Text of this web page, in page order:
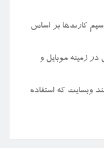
سیم کارت‌ها بر اساس
زمینه موبایل و
وبسایت که استفاده